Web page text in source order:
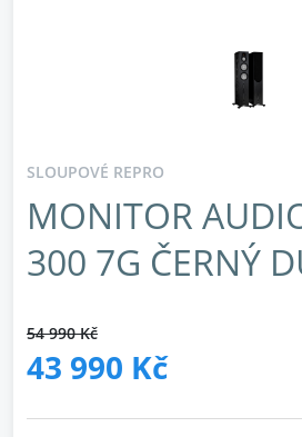
SLOUPOVÉ REPRO
MONITOR
300 7G ČERNÝ
54 990 Kč
43 990 Kč